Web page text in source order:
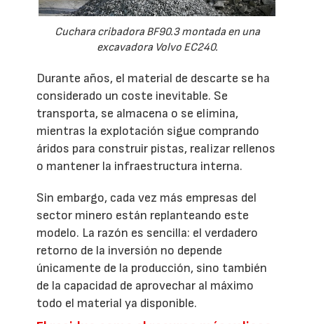
Cuchara cribadora BF90.3 montada en una
excavadora Volvo EC240.
Durante años, el material de descarte se ha
considerado un coste inevitable. Se
transporta, se almacena o se elimina,
mientras la explotación sigue comprando
áridos para construir pistas, realizar rellenos
o mantener la infraestructura interna.
Sin embargo, cada vez más empresas del
sector minero están replanteando este
modelo. La razón es sencilla: el verdadero
retorno de la inversión no depende
únicamente de la producción, sino también
de la capacidad de aprovechar al máximo
todo el material ya disponible.